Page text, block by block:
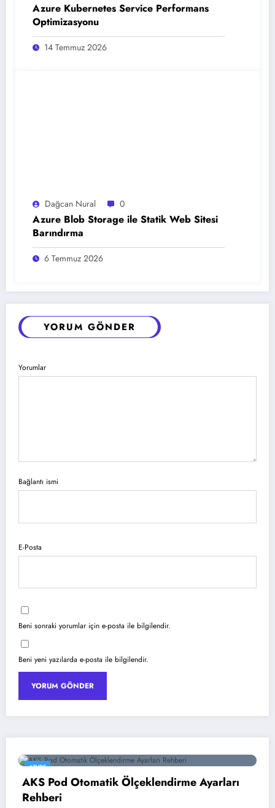
Azure Kubernetes Service Performans
Optimizasyonu
14 Temmuz 2026
Dağcan Nural 0
Azure Blob Storage ile Statik Web Sitesi
Barındırma
6 Temmuz 2026
YORUM GÖNDER
Yorumlar
Bağlantı ismi
E-Posta
Beni sonraki yorumlar için e-posta ile bilgilendir.
Beni yeni yazılarda e-posta ile bilgilendir.
Ayarları
YAPAY ZEKA
Google Gemini 3 ile